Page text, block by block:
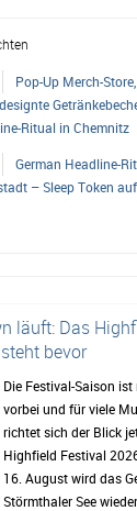
Pop-Up Merch-
Ritual in Chemnitz
German Headline-
– Sleep Token
läuft: Das
bevor
Die Festival-Saison
vorbei und für viele
richtet sich der Blick
Highfield Festival
16. August wird das
Störmthaler See